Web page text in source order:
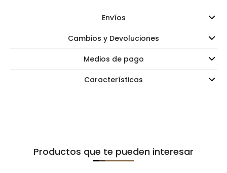
Envíos
Cambios y Devoluciones
Medios de pago
Características
Productos que te pueden interesar